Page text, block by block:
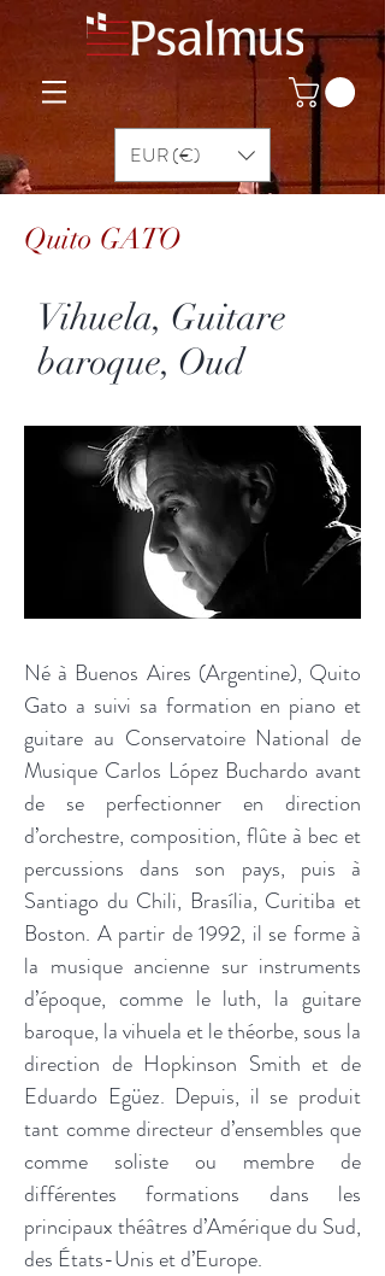
EUR (€)
Quito GATO
Vihuela, Guitare
baroque, Oud
Né à Buenos Aires (Argentine), Quito
Gato a suivi sa formation en piano et
guitare au Conservatoire National de
Musique Carlos López Buchardo avant
de se perfectionner en direction
d’orchestre, composition, flûte à bec et
percussions dans son pays, puis à
Santiago du Chili, Brasília, Curitiba et
Boston. A partir de 1992, il se forme à
la musique ancienne sur instruments
d’époque, comme le luth, la guitare
baroque, la vihuela et le théorbe, sous la
direction de Hopkinson Smith et de
Eduardo Egüez. Depuis, il se produit
tant comme directeur d’ensembles que
comme soliste ou membre de
différentes formations dans les
principaux théâtres d’Amérique du Sud,
des États-Unis et d’Europe.